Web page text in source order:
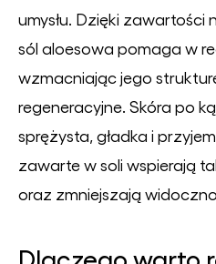
umysłu. Dzięki zawartości
sól aloesowa pomaga w
wzmacniając jego
regeneracyjne. Skóra po
sprężysta, gładka i
zawarte w soli wspierają
oraz zmniejszają
Dlaczego warto